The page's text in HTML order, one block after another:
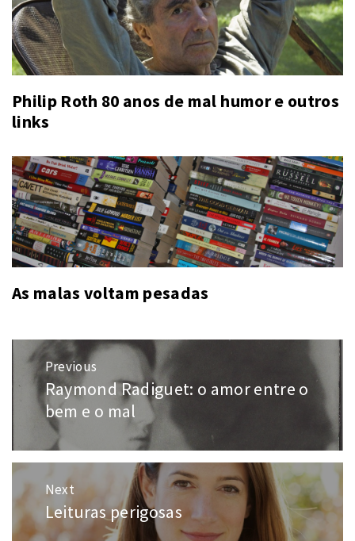
Philip Roth 80 anos de mal humor e outros
links
As malas voltam pesadas
Navegação
de
Post
Previous
Previous
post:
Raymond Radiguet: o amor entre o
bem e o mal
Next
Next
post:
Leituras perigosas